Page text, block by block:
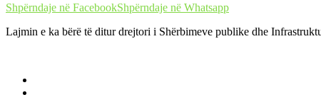
Shpërndaje në FacebookShpërndaje në Whatsapp
Lajmin e ka bërë të ditur drejtori i Shërbimeve publike dhe